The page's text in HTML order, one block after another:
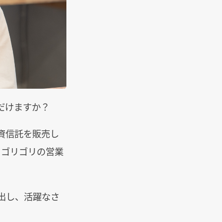
けますか？
信託を販売し
リゴリの営業
し、活躍なさ